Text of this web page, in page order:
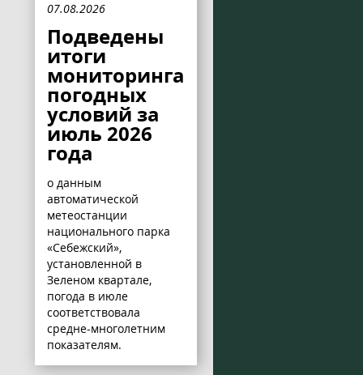
07.08.2026
Подведены
итоги
мониторинга
погодных
условий за
июль 2026
года
о данным
автоматической
метеостанции
национального парка
«Себежский»,
установленной в
Зеленом квартале,
погода в июле
соответствовала
средне-многолетним
показателям.